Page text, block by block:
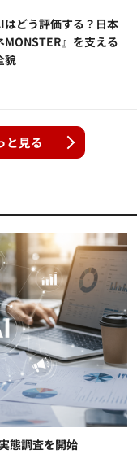
どう評価する？日本
MONSTER』を支える
貌
と見る
態調査を開始